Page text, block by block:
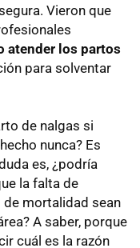
Vieron que
atender los partos
para solventar
de nalgas si
nunca? Es
es, ¿podría
la falta de
mortalidad sean
A saber, porque
cuál es la razón